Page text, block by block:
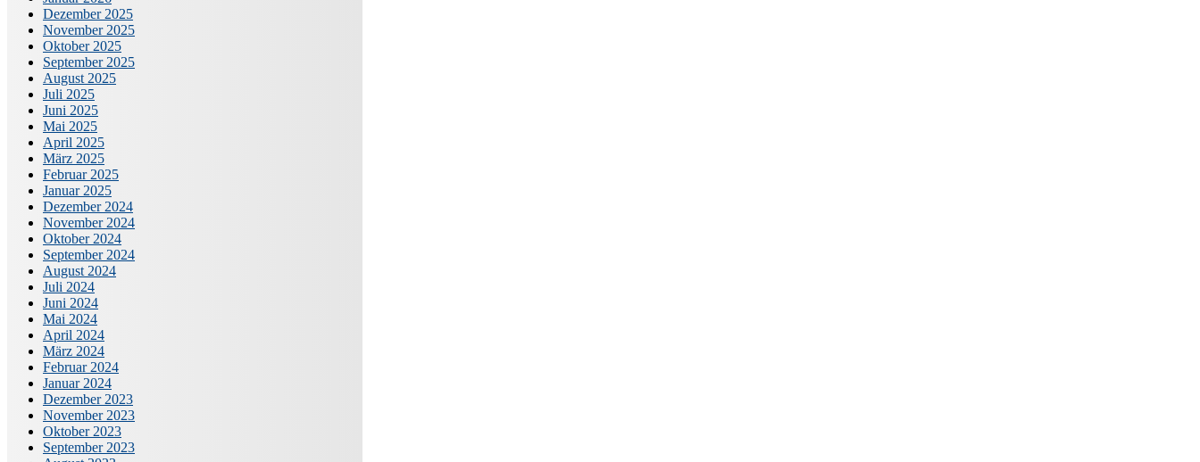
Dezember 2025
November 2025
Oktober 2025
September 2025
August 2025
Juli 2025
Juni 2025
Mai 2025
April 2025
März 2025
Februar 2025
Januar 2025
Dezember 2024
November 2024
Oktober 2024
September 2024
August 2024
Juli 2024
Juni 2024
Mai 2024
April 2024
März 2024
Februar 2024
Januar 2024
Dezember 2023
November 2023
Oktober 2023
September 2023